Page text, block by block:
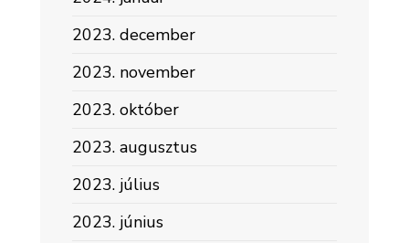
2023. december
2023. november
2023. október
2023. augusztus
2023. július
2023. június